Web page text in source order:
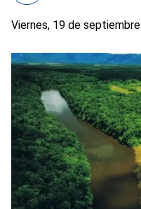
Viernes, 19 de